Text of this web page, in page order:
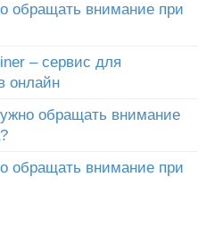
обращать внимание при
– сервис для
онлайн
обращать внимание
обращать внимание при